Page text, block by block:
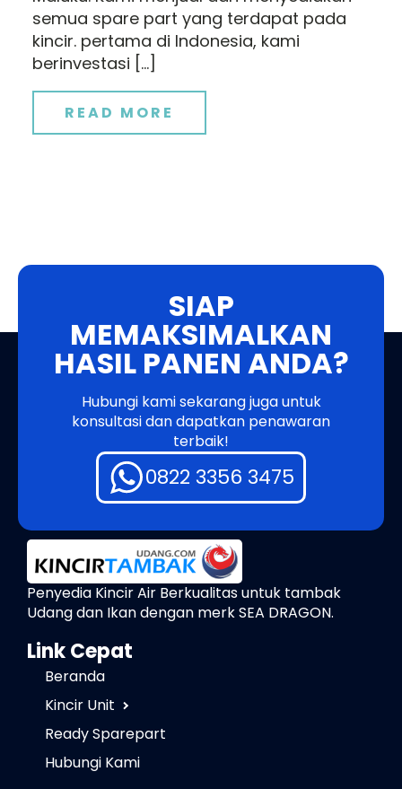
semua spare part yang terdapat pada
kincir. pertama di Indonesia, kami
berinvestasi […]
READ MORE
SIAP
MEMAKSIMALKAN
HASIL PANEN ANDA?
Hubungi kami sekarang juga untuk
konsultasi dan dapatkan penawaran
terbaik!
0822 3356 3475
Penyedia Kincir Air Berkualitas untuk tambak
Udang dan Ikan dengan merk SEA DRAGON.
Link Cepat
Beranda
Kincir Unit
Ready Sparepart
Hubungi Kami